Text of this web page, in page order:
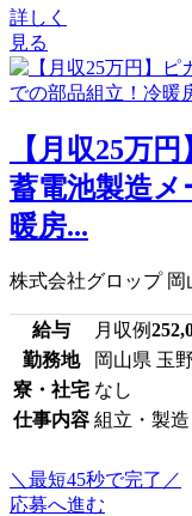
詳しく
見る
【月収25万
蓄電池製造
暖房...
株式会社グロップ 岡
給与 月収例
勤務地
岡山県 玉
寮・社宅 なし
仕事内容 組立・製
＼最短45秒で完了／
応募へ進む